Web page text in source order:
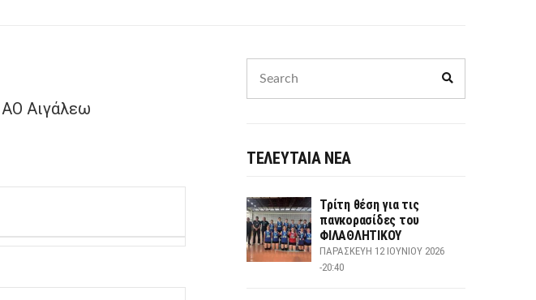
ΑΟ Αιγάλεω
for:
ΤΕΛΕΥΤΑΙΑ ΝΕΑ
Τρίτη θέση για τις
πανκορασίδες του
ΦΙΛΑΘΛΗΤΙΚΟΥ
ΠΑΡΑΣΚΕΥΉ 12 ΙΟΥΝΊΟΥ 2026
-20:40